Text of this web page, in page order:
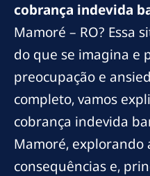
cobrança indevida
Mamoré – RO? Essa
do que se imagina e
preocupação e
completo, vamos
cobrança indevida
Mamoré, explorando
consequências e,